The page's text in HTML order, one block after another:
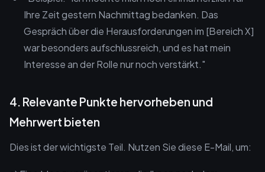
Ihre Zeit gestern Nachmittag bedanken. Das
Gespräch über die Herausforderungen im [Bereich X]
war besonders aufschlussreich, und es hat mein
Interesse an der Rolle nur noch verstärkt."
4. Relevante Punkte hervorheben und
Mehrwert bieten
Dies ist der wichtigste Teil. Nutzen Sie diese E-Mail, um: